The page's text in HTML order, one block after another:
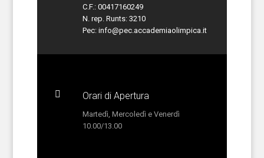
C.F.: 00417160249
N. rep. Runts: 3210
Pec: info@pec.accademiaolimpica.it
 Orari di Apertura
Martedì, Mercoledì e Venerdì
10.00/13.00